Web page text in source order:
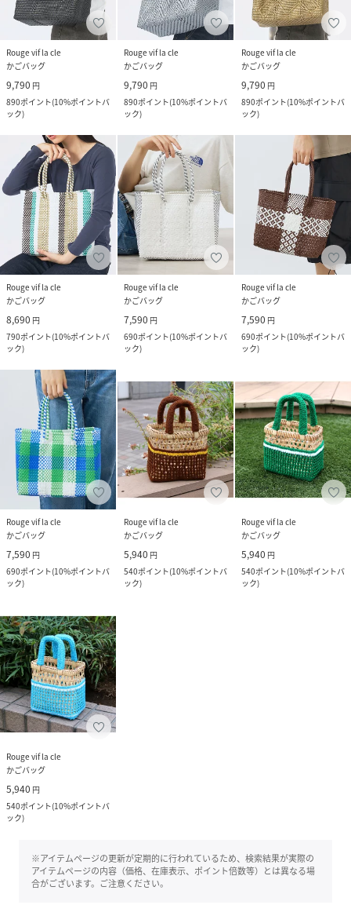
Rouge vif la cle
かごバッグ
9,790 円
890ポイント(10%ポイントバ
ック)
Rouge vif la cle
かごバッグ
9,790 円
890ポイント(10%ポイントバ
ック)
Rouge vif la cle
かごバッグ
9,790 円
890ポイント(10%ポイントバ
ック)
Rouge vif la cle
かごバッグ
8,690 円
790ポイント(10%ポイントバ
ック)
Rouge vif la cle
かごバッグ
7,590 円
690ポイント(10%ポイントバ
ック)
Rouge vif la cle
かごバッグ
7,590 円
690ポイント(10%ポイントバ
ック)
Rouge vif la cle
かごバッグ
7,590 円
690ポイント(10%ポイントバ
ック)
Rouge vif la cle
かごバッグ
5,940 円
540ポイント(10%ポイントバ
ック)
Rouge vif la cle
かごバッグ
5,940 円
540ポイント(10%ポイントバ
ック)
Rouge vif la cle
かごバッグ
5,940 円
540ポイント(10%ポイントバ
ック)
※アイテムページの更新が定期的に行われているため、検索結果が実際の
アイテムページの内容（価格、在庫表示、ポイント倍数等）とは異なる場
合がございます。ご注意ください。